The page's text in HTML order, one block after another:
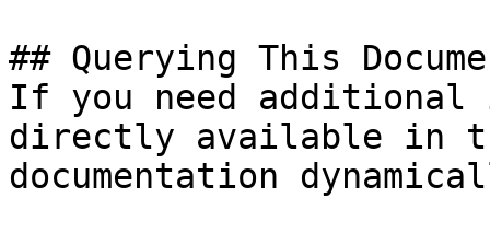
## Querying This
If you need
directly available in
documentation